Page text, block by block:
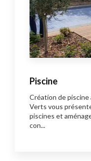
Piscine
Création de piscine
Verts vous
piscines et
con...